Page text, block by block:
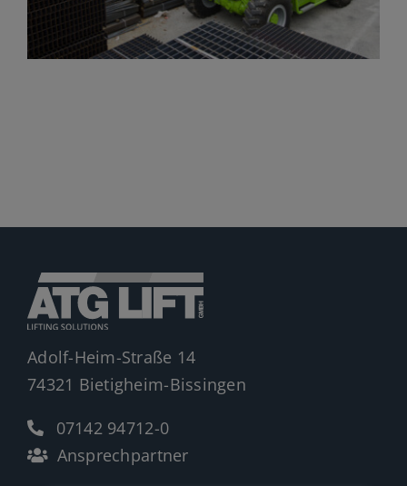
News
Adolf-Heim-Straße 14
74321 Bietigheim-Bissingen
07142 94712-0
Ansprechpartner